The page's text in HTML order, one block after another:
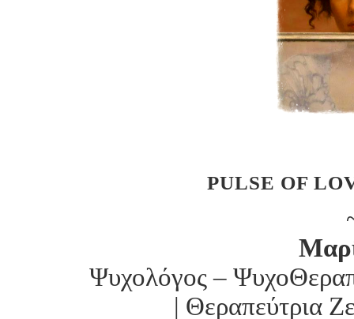
PULSE OF
Ψυχολόγος –
| Θεραπεύτρια